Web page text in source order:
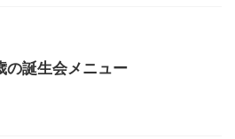
の誕生会メニュー